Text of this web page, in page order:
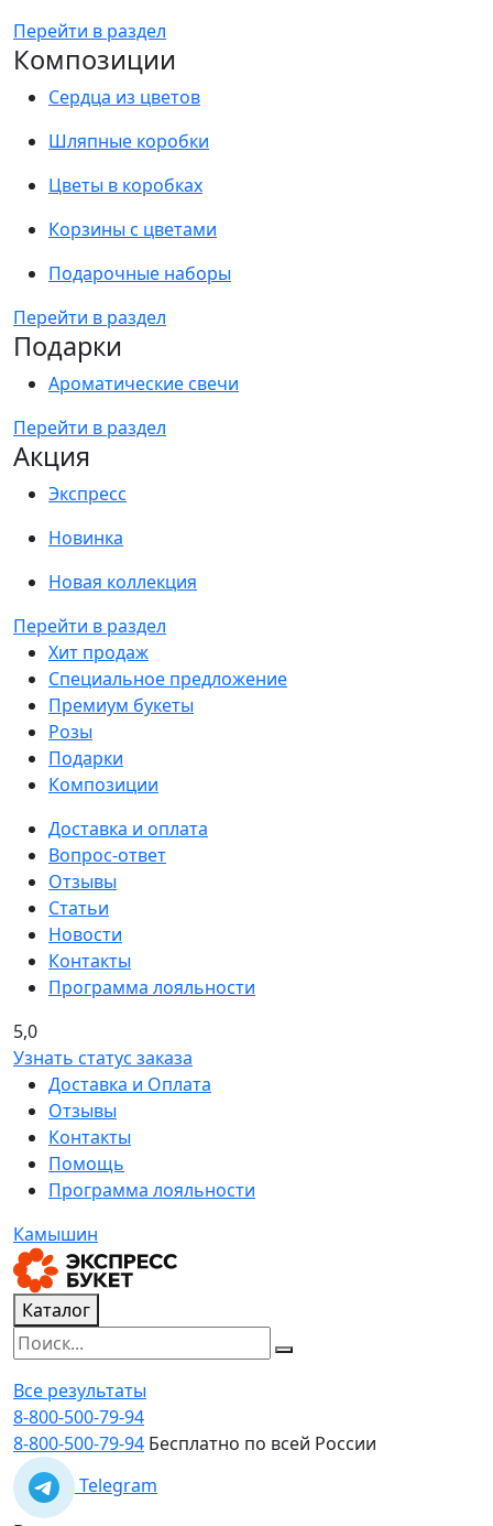
Перейти в раздел
Композиции
Сердца из цветов
Шляпные коробки
Цветы в коробках
Корзины с цветами
Подарочные наборы
Перейти в раздел
Подарки
Ароматические свечи
Перейти в раздел
Акция
Экспресс
Новинка
Новая коллекция
Перейти в раздел
Хит продаж
Специальное предложение
Премиум букеты
Розы
Подарки
Композиции
Доставка и оплата
Вопрос-ответ
Отзывы
Статьи
Новости
Контакты
Программа лояльности
5,0
Узнать статус заказа
Доставка и Оплата
Отзывы
Контакты
Помощь
Программа лояльности
Камышин
Каталог
Все результаты
8-800-500-79-94
8-800-500-79-94 Бесплатно по всей России
Telegram